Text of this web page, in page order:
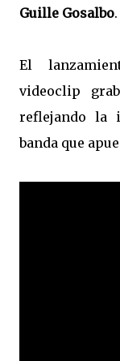
Guille Gosalbo
El
videoclip
reflejando la
banda que